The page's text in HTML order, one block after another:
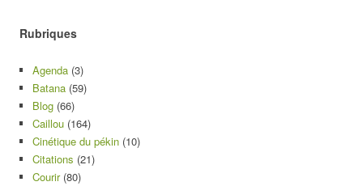
Rubriques
Agenda (3)
Batana (59)
Blog (66)
Caillou (164)
Cinétique du pékin (10)
Citations (21)
Courir(80)